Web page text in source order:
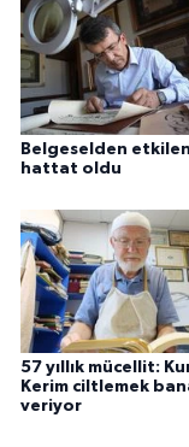
Belgeselden
hattat oldu
57 yıllık mücellit:
Kerim ciltlemek
veriyor
Tekirdağ
Tokat
Trabzon
Uşak
Van
Yalova